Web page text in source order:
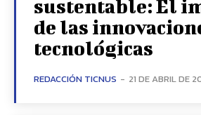
sustentable: El
de las
tecnológicas
REDACCIÓN TICNUS - 21 DE ABRIL DE